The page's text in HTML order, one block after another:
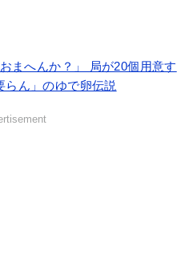
まへんか？」 局が20個用意す
ん」のゆで卵伝説